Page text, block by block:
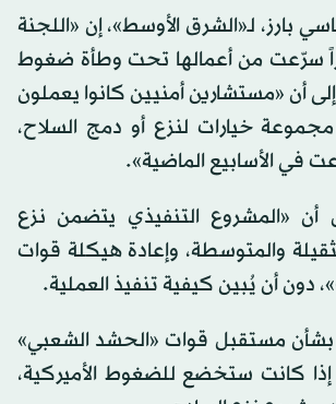
بارز، لـ«الشرق الأوسط»، إن «اللجنة
سرّعت من أعمالها تحت وطأة ضغوط
أن «مستشارين أمنيين كانوا يعملون
خيارات لنزع أو دمج السلاح،
في الأسابيع الماضية».
أن «المشروع التنفيذي يتضمن نزع
والمتوسطة، وإعادة هيكلة قوات
دون أن يُبين كيفية تنفيذ العملية.
مستقبل قوات «الحشد الشعبي»
إذا كانت ستخضع للضغوط الأميركية،